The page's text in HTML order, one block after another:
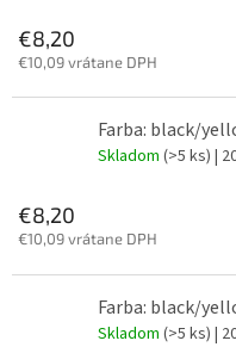
€8,20
€10,09 vrátane DPH
Farba: black/
Skladom (>5 ks) |
€8,20
€10,09 vrátane DPH
Farba: black/
Skladom (>5 ks) |